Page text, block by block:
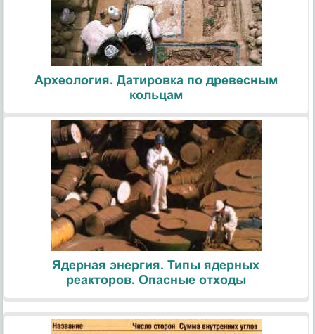
Археология. Датировка по древесным
кольцам
Ядерная энергия. Типы ядерных
реакторов. Опасные отходы